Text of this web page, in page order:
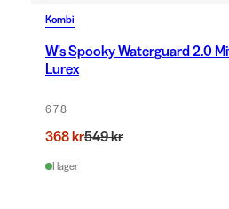
Kombi
W's Spooky Waterguard 2.0
Lurex
6 7 8
368 kr549 kr
I lager